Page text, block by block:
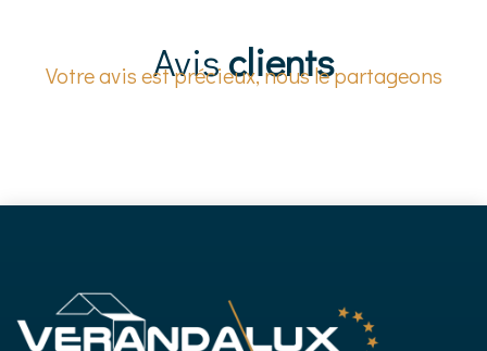
Avisclients
Votre avis est précieux, nous le partageons